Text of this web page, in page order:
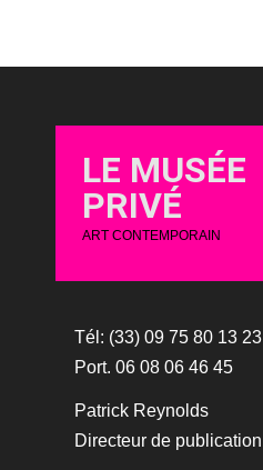
LE MUSÉE
PRIVÉ
ART CONTEMPORAIN
Tél: (33) 09 75 80 13 23
Port. 06 08 06 46 45
Patrick Reynolds
Directeur de publication